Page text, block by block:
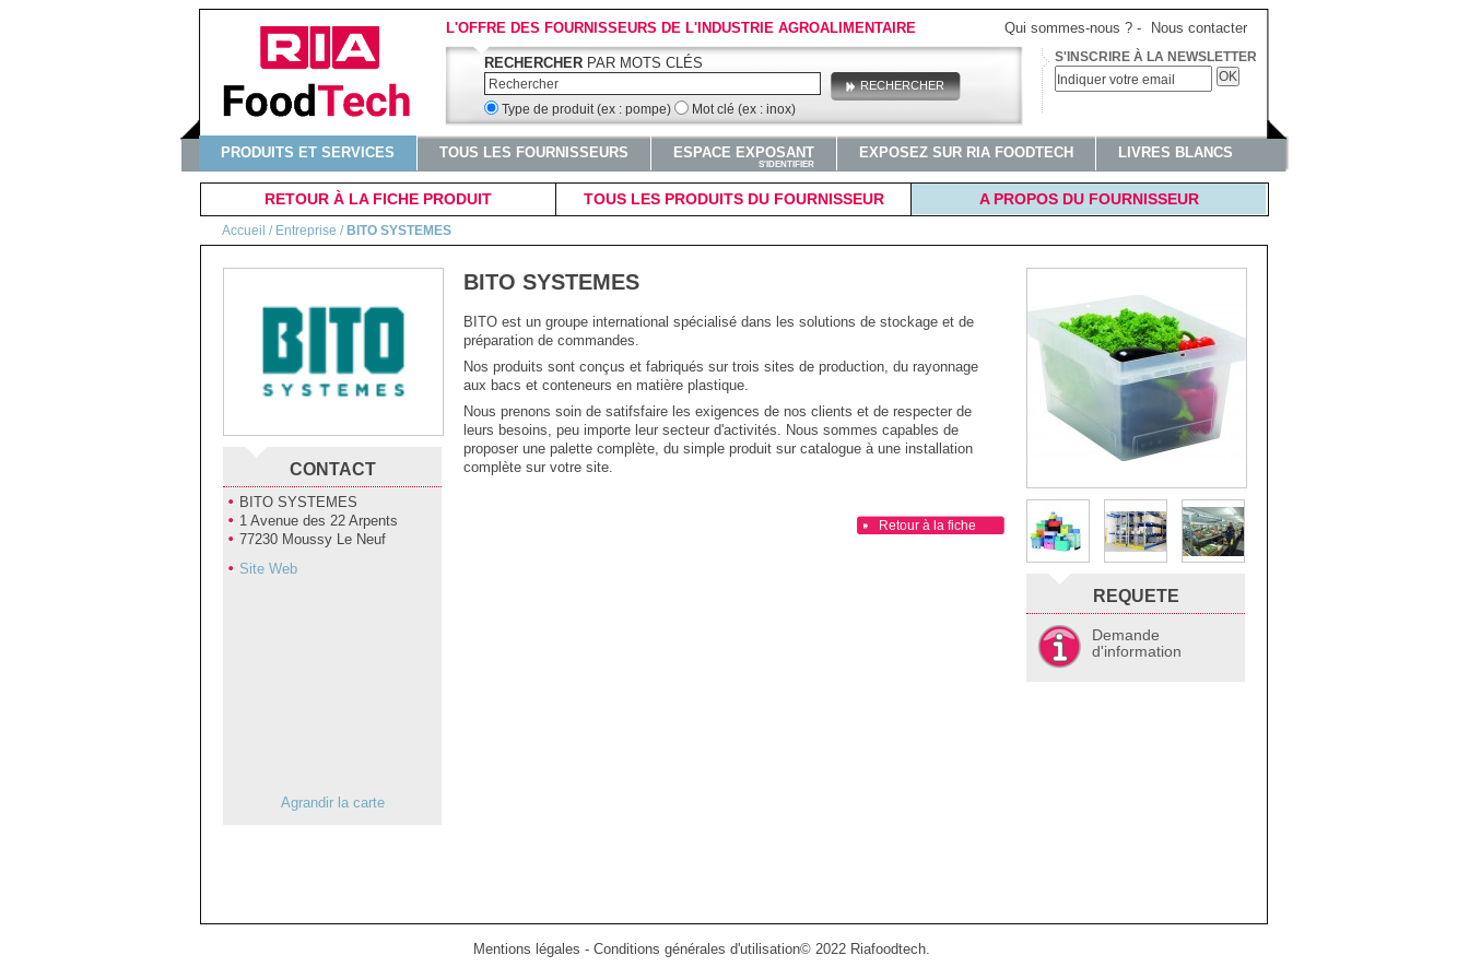
L'OFFRE DES FOURNISSEURS DE L'INDUSTRIE AGROALIMENTAIRE Qui sommes-nous ? - Nous contacter
S'INSCRIRE À LA NEWSLETTER
OK
RECHERCHER PAR MOTS CLÉS
RECHERCHER
Type de produit (ex : pompe) Mot clé (ex : inox)
PRODUITS ET SERVICES TOUS LES FOURNISSEURS ESPACE EXPOSANT
S'IDENTIFIER
EXPOSEZ SUR RIA FOODTECH LIVRES BLANCS
RETOUR À LA FICHE PRODUIT TOUS LES PRODUITS DU FOURNISSEUR A PROPOS DU FOURNISSEUR
Accueil / Entreprise / BITO SYSTEMES
CONTACT
BITO SYSTEMES
1 Avenue des 22 Arpents
77230 Moussy Le Neuf
Site Web
Agrandir la carte
BITO SYSTEMES
BITO est un groupe international spécialisé dans les solutions de stockage et de
préparation de commandes.
Nos produits sont conçus et fabriqués sur trois sites de production, du rayonnage
aux bacs et conteneurs en matière plastique.
Nous prenons soin de satifsfaire les exigences de nos clients et de respecter de
leurs besoins, peu importe leur secteur d'activités. Nous sommes capables de
proposer une palette complète, du simple produit sur catalogue à une installation
complète sur votre site.
Retour à la fiche
REQUETE
Demande
d'information
Mentions légales - Conditions générales d'utilisation© 2022 Riafoodtech.